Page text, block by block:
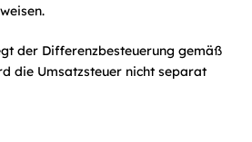
der Differenzbesteuerung gemäß
die Umsatzsteuer nicht separat